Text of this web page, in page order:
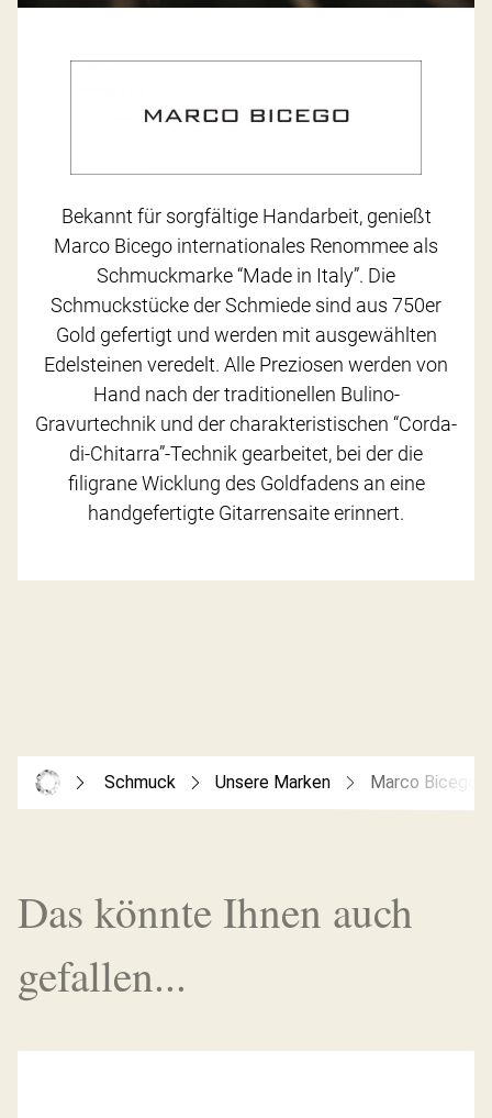
Bekannt für sorgfältige Handarbeit, genießt
Marco Bicego internationales Renommee als
Schmuckmarke “Made in Italy”. Die
Schmuckstücke der Schmiede sind aus 750er
Gold gefertigt und werden mit ausgewählten
Edelsteinen veredelt. Alle Preziosen werden von
Hand nach der traditionellen Bulino-
Gravurtechnik und der charakteristischen “Corda-
di-Chitarra”-Technik gearbeitet, bei der die
filigrane Wicklung des Goldfadens an eine
handgefertigte Gitarrensaite erinnert.
Schmuck Unsere Marken Marco Bicego
Das könnte Ihnen auch
gefallen...